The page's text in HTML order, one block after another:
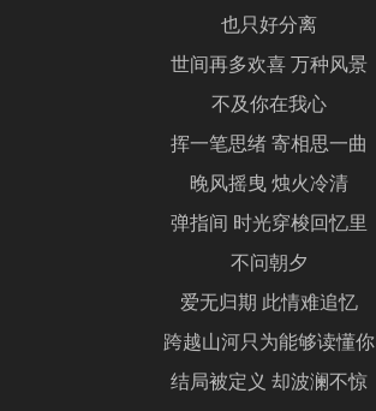
也只好分离
世间再多欢喜 万种风景
不及你在我心
挥一笔思绪 寄相思一曲
晚风摇曳 烛火冷清
弹指间 时光穿梭回忆里
不问朝夕
爱无归期 此情难追忆
跨越山河只为能够读懂你
结局被定义 却波澜不惊